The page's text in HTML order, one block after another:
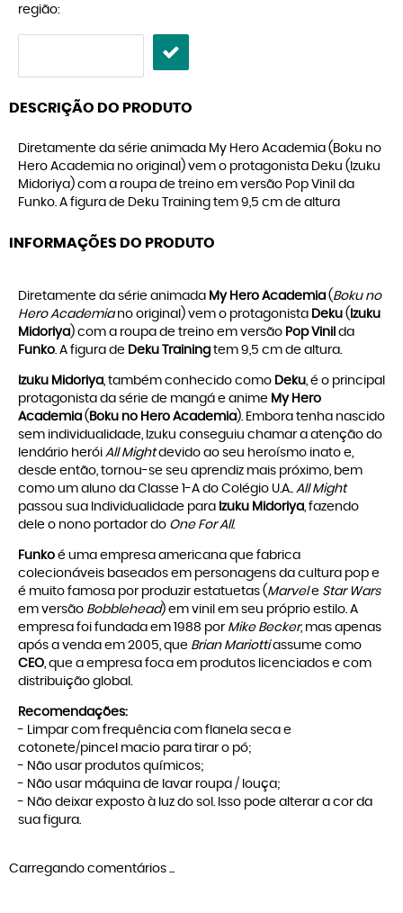
região:
DESCRIÇÃO DO PRODUTO
Diretamente da série animada My Hero Academia (Boku no
Hero Academia no original) vem o protagonista Deku (Izuku
Midoriya) com a roupa de treino em versão Pop Vinil da
Funko. A figura de Deku Training tem 9,5 cm de altura
INFORMAÇÕES DO PRODUTO
Diretamente da série animada My Hero Academia (Boku no
Hero Academiano original) vem o protagonista Deku ( Izuku
Midoriya) com a roupa de treino em versão Pop Vinil da
Funko. A figura de Deku Training tem 9,5 cm de altura.
Izuku Midoriya, também conhecido como Deku, é o principal
protagonista da série de mangá e anime My Hero
Academia ( Boku no Hero Academia). Embora tenha nascido
sem individualidade, Izuku conseguiu chamar a atenção do
lendário herói All Mightdevido ao seu heroísmo inato e,
desde então, tornou-se seu aprendiz mais próximo, bem
como um aluno da Classe 1-A do Colégio U.A.. All Might
passou sua Individualidade para Izuku Midoriya, fazendo
dele o nono portador do One For All.
Funko é uma empresa americana que fabrica
colecionáveis baseados em personagens da cultura pop e
é muito famosa por produzir estatuetas (Marvele Star Wars
em versão Bobblehead) em vinil em seu próprio estilo. A
empresa foi fundada em 1988 por Mike Becker, mas apenas
após a venda em 2005, que Brian Mariottiassume como
CEO, que a empresa foca em produtos licenciados e com
distribuição global.
Recomendações:
- Limpar com frequência com flanela seca e
cotonete/pincel macio para tirar o pó;
- Não usar produtos químicos;
- Não usar máquina de lavar roupa / louça;
- Não deixar exposto à luz do sol. Isso pode alterar a cor da
sua figura.
Carregando comentários ...